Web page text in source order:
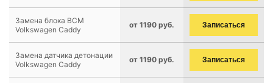
Замена блока BCM
Volkswagen Caddy
от 1190 руб. Записаться
Замена датчика детонации
Volkswagen Caddy
от 1190 руб. Записаться